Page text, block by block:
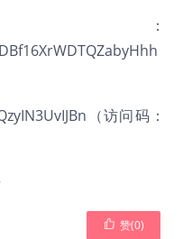
：
（访问码：
 赞(0)